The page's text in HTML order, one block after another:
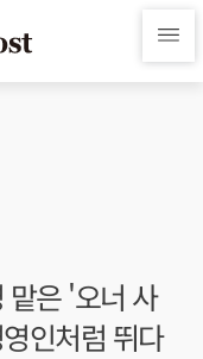
은 '오너 사
인처럼 뛰다